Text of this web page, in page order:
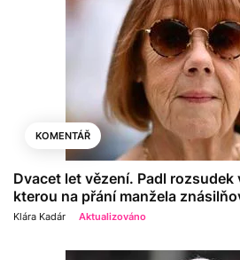
KOMENTÁŘ
Dvacet let vězení. Padl rozsudek
kterou na přání manžela
Klára Kadár Aktualizováno